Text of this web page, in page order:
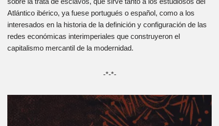
Atlántico ibérico, ya fuese portugués o español, como a los
interesados en la historia de la definición y configuración de las
redes económicas interimperiales que construyeron el
capitalismo mercantil de la modernidad.
-*-*-